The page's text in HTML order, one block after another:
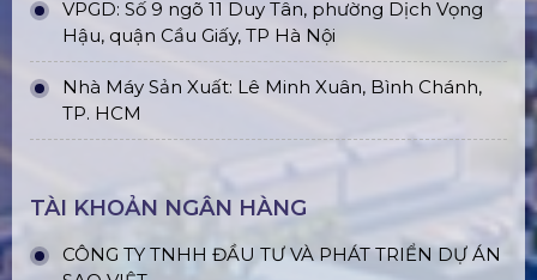
VPGD: Số 9 ngõ 11 Duy Tân, phường Dịch Vọng
Hậu, quận Cầu Giấy, TP Hà Nội
Nhà Máy Sản Xuất: Lê Minh Xuân, Bình Chánh,
TP. HCM
TÀI KHOẢN NGÂN HÀNG
CÔNG TY TNHH ĐẦU TƯ VÀ PHÁT TRIỂN DỰ ÁN